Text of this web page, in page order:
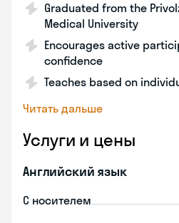
Graduated from the
Medical University
Encourages active
confidence
Teaches based on
Читать дальше
Услуги и цены
Английский язык
С носителем